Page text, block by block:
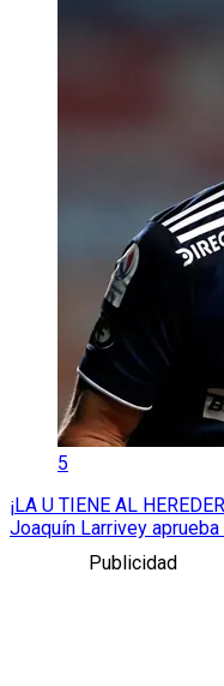
5
¡LA U TIENE AL
Joaquín Larrivey
Publicidad